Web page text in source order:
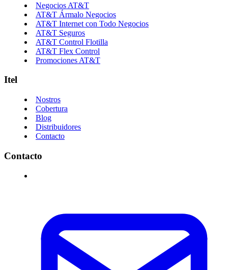
Negocios AT&T
AT&T Ármalo Negocios
AT&T Internet con Todo Negocios
AT&T Seguros
AT&T Control Flotilla
AT&T Flex Control
Promociones AT&T
Itel
Nostros
Cobertura
Blog
Distribuidores
Contacto
Contacto